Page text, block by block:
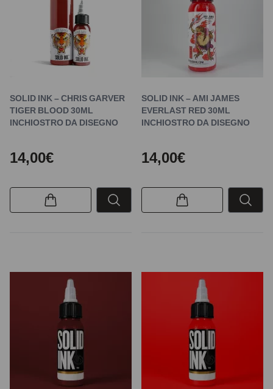
SOLID INK – CHRIS GARVER
TIGER BLOOD 30ML
INCHIOSTRO DA DISEGNO
14,00€
SOLID INK – AMI JAMES
EVERLAST RED 30ML
INCHIOSTRO DA DISEGNO
14,00€